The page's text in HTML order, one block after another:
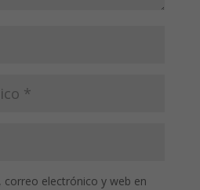
correo electrónico y web en